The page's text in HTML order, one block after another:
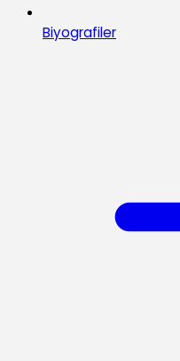
Biyografiler